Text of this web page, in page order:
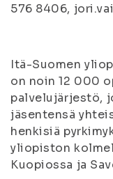
576 8406,
Itä-Suomen
on noin 12 000
palvelujärjestö,
jäsentensä
henkisiä
yliopiston
Kuopiossa ja